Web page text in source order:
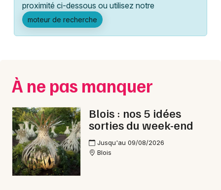
Manifestations
Foires & salons
Concerts
Sports
Soirées
Sorties famille
Marseille
Mulhouse
Nice
Paris
Strasbourg
Toulouse
Toutes les villes
proximité ci-dessous ou utilisez notre
moteur de recherche
À ne pas manquer
Blois : nos 5 idées
sorties du week-end
Jusqu'au 09/08/2026
Blois